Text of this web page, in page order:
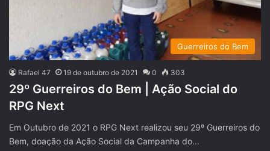
Guerreiros do Bem
Rafael 47 19 de outubro de 2021 0 303
29º Guerreiros do Bem | Ação Social do
RPG Next
Em Outubro de 2021 o RPG Next realizou seu 29º Guerreiros do
Bem, doação da Ação Social da Campanha do…